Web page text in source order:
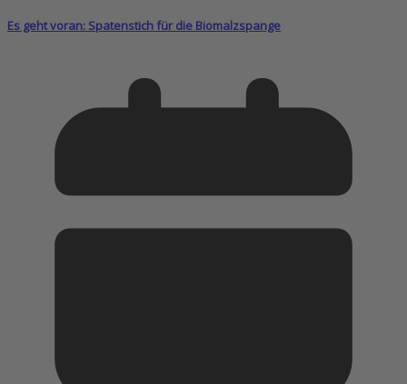
Es geht voran: Spatenstich für die Biomalzspange